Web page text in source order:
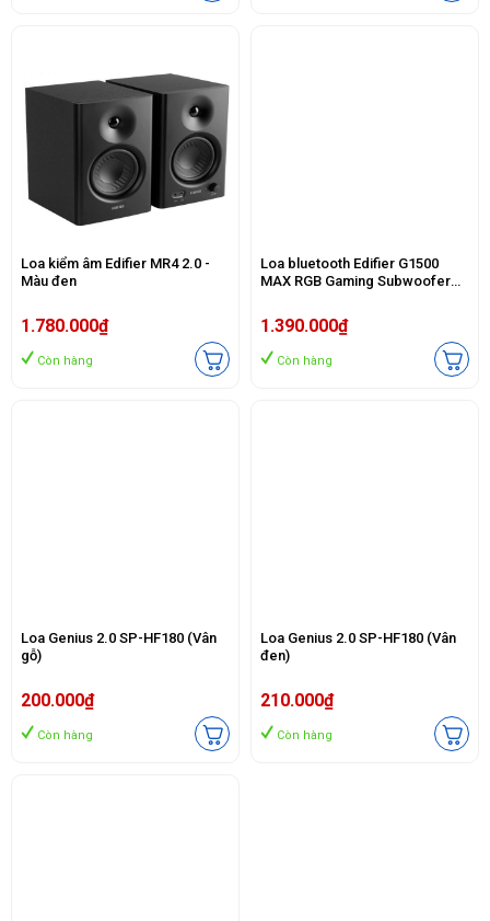
Loa kiểm âm Edifier MR4 2.0 -
Màu đen
1.780.000₫
Còn hàng
Loa bluetooth Edifier G1500
MAX RGB Gaming Subwoofer
1.390.000₫
Còn hàng
Loa Genius 2.0 SP-HF180 (Vân
gỗ)
200.000₫
Còn hàng
Loa Genius 2.0 SP-HF180 (Vân
đen)
210.000₫
Còn hàng